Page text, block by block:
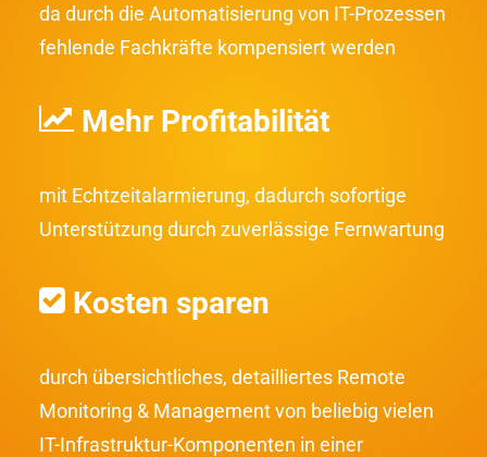
da durch die Automatisierung von IT-Prozessen
fehlende Fachkräfte kompensiert werden
Mehr Profitabilität
mit Echtzeitalarmierung, dadurch sofortige
Unterstützung durch zuverlässige Fernwartung
Kosten sparen
durch übersichtliches, detailliertes Remote
Monitoring & Management von beliebig vielen
IT-Infrastruktur-Komponenten in einer